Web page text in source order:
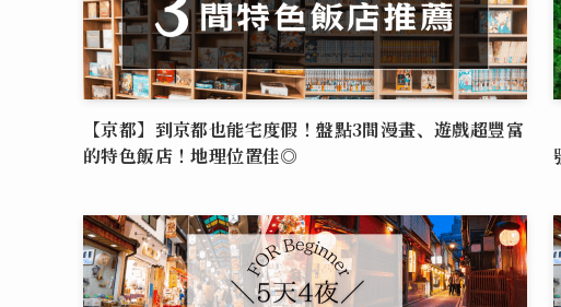
【京都】到京都也能宅度假！盤點3間漫畫、遊戲超豐富
的特色飯店！地理位置佳◎